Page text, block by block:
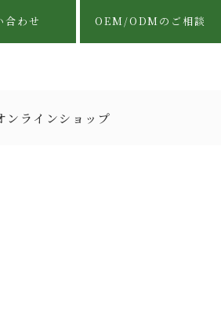
OEM/ODMのご相談
合わせ
ンラインショップ